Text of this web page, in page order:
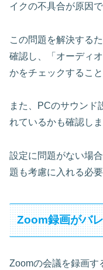
イクの不具合が原因
この問題を解決する
確認し、「オーディ
かをチェックすること
また、PCのサウンド
れているかも確認しま
設定に問題がない場
題も考慮に入れる必要
Zoom録画がバ
Zoomの会議を録画す